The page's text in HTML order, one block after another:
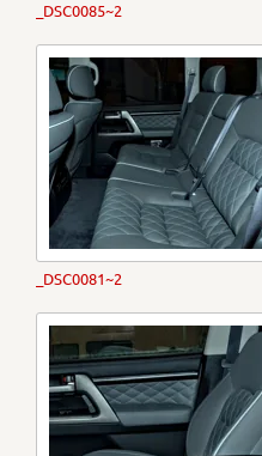
_DSC0085~2
_DSC0081~2